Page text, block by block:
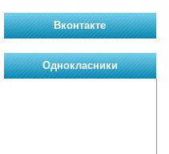
Вконтакте
Однокласники